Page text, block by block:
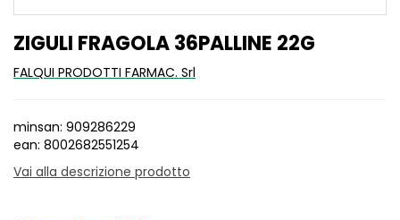
ZIGULI FRAGOLA 36PALLINE 22G
FALQUI PRODOTTI FARMAC. Srl
minsan: 909286229
ean: 8002682551254
Vai alla descrizione prodotto